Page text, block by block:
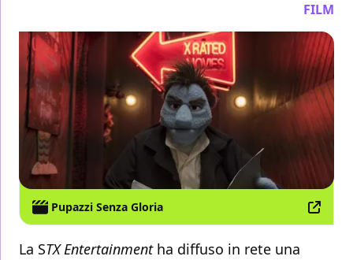
FILM
Pupazzi Senza Gloria
La STX Entertainmentha diffuso in rete una